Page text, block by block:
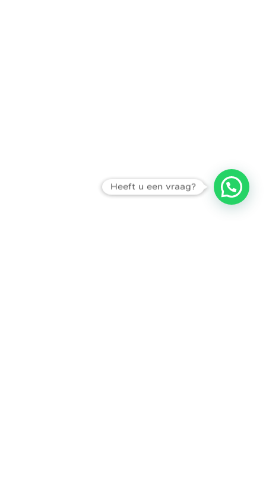
Heeft u een vraag?